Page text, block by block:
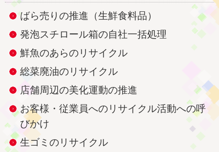
ばら売りの推進（生鮮食料品）
発泡スチロール箱の自社一括処理
鮮魚のあらのリサイクル
総菜廃油のリサイクル
店舗周辺の美化運動の推進
お客様・従業員へのリサイクル活動への呼
びかけ
生ゴミのリサイクル